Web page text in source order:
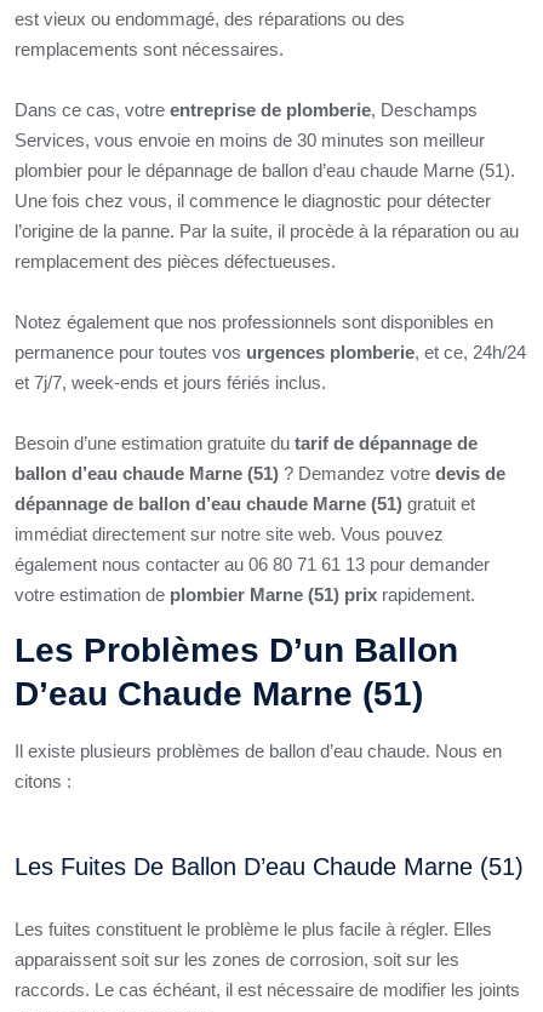
est vieux ou endommagé, des réparations ou des
remplacements sont nécessaires.
Dans ce cas, votre entreprise de plomberie, Deschamps
Services, vous envoie en moins de 30 minutes son meilleur
plombier pour le dépannage de ballon d’eau chaude Marne (51).
Une fois chez vous, il commence le diagnostic pour détecter
l’origine de la panne. Par la suite, il procède à la réparation ou au
remplacement des pièces défectueuses.
Notez également que nos professionnels sont disponibles en
permanence pour toutes vos urgences plomberie, et ce, 24h/24
et 7j/7, week-ends et jours fériés inclus.
Besoin d’une estimation gratuite du tarif de dépannage de
ballon d’eau chaude Marne (51) ? Demandez votre devis de
dépannage de ballon d’eau chaude Marne (51) gratuit et
immédiat directement sur notre site web. Vous pouvez
également nous contacter au 06 80 71 61 13 pour demander
votre estimation de plombier Marne (51) prix rapidement.
Les Problèmes D’un Ballon
D’eau Chaude Marne (51)
Il existe plusieurs problèmes de ballon d’eau chaude. Nous en
citons :
Les Fuites De Ballon D’eau Chaude Marne (51)
Les fuites constituent le problème le plus facile à régler. Elles
apparaissent soit sur les zones de corrosion, soit sur les
raccords. Le cas échéant, il est nécessaire de modifier les joints